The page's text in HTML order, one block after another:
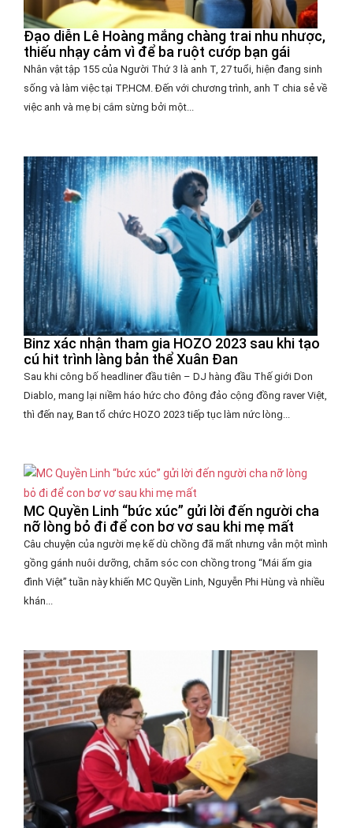
Đạo diễn Lê Hoàng mắng chàng trai nhu nhược,
thiếu nhạy cảm vì để ba ruột cướp bạn gái
Nhân vật tập 155 của Người Thứ 3 là anh T, 27 tuổi, hiện đang sinh
sống và làm việc tại TP.HCM. Đến với chương trình, anh T chia sẻ về
việc anh và mẹ bị cắm sừng bởi một...
Binz xác nhận tham gia HOZO 2023 sau khi tạo
cú hit trình làng bản thể Xuân Đan
Sau khi công bố headliner đầu tiên – DJ hàng đầu Thế giới Don
Diablo, mang lại niềm háo hức cho đông đảo cộng đồng raver Việt,
thì đến nay, Ban tổ chức HOZO 2023 tiếp tục làm nức lòng...
MC Quyền Linh “bức xúc” gửi lời đến người cha
nỡ lòng bỏ đi để con bơ vơ sau khi mẹ mất
Câu chuyện của người mẹ kế dù chồng đã mất nhưng vẫn một mình
gồng gánh nuôi dưỡng, chăm sóc con chồng trong “Mái ấm gia
đình Việt” tuần này khiến MC Quyền Linh, Nguyễn Phi Hùng và nhiều
khán...